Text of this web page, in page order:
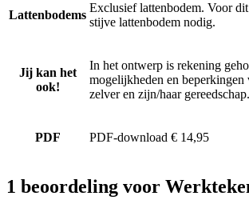
Lattenbodems
Exclusief lattenbodem. Voor
stijve lattenbodem nodig.
Jij kan het
ook!
In het ontwerp is rekening
mogelijkheden en beperkingen
zelver en zijn/haar gereedschap.
PDF PDF-download € 14,95
1 beoordeling voor